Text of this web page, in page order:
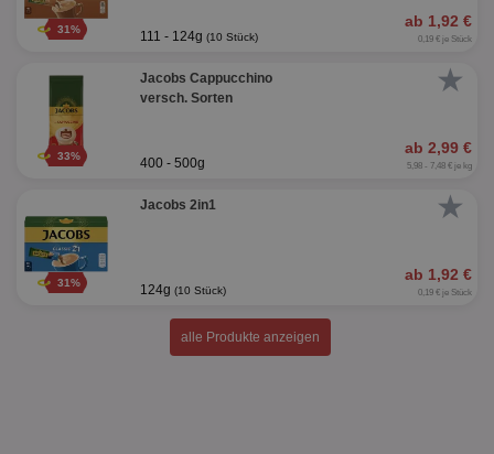
31% ab 1,92 €
111 - 124g (10 Stück) 0,19 € je Stück
★
33%
Jacobs Cappucchino
versch. Sorten
ab 2,99 €
400 - 500g 5,98 - 7,48 € je kg
★
31%
Jacobs 2in1
ab 1,92 €
124g (10 Stück) 0,19 € je Stück
alle Produkte anzeigen